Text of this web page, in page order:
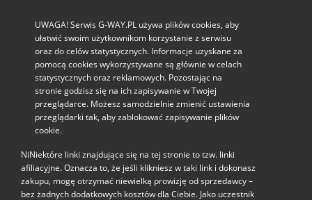
UWAGA! Serwis G-WAY.PL używa plików cookies, aby
ułatwić swoim użytkownikom korzystanie z serwisu
oraz do celów statystycznych. Informacje uzyskane za
pomocą cookies wykorzystywane są głównie w celach
statystycznych oraz reklamowych. Pozostając na
stronie godzisz się na ich zapisywanie w Twojej
przeglądarce. Możesz samodzielnie zmienić ustawienia
przeglądarki tak, aby zablokować zapisywanie plików
cookie.
NiNiektóre linki znajdujące się na tej stronie to tzw. linki
afiliacyjne. Oznacza to, że jeśli klikniesz w taki link i dokonasz
zakupu, mogę otrzymać niewielką prowizję od sprzedawcy –
bez żadnych dodatkowych kosztów dla Ciebie. Jako uczestnik